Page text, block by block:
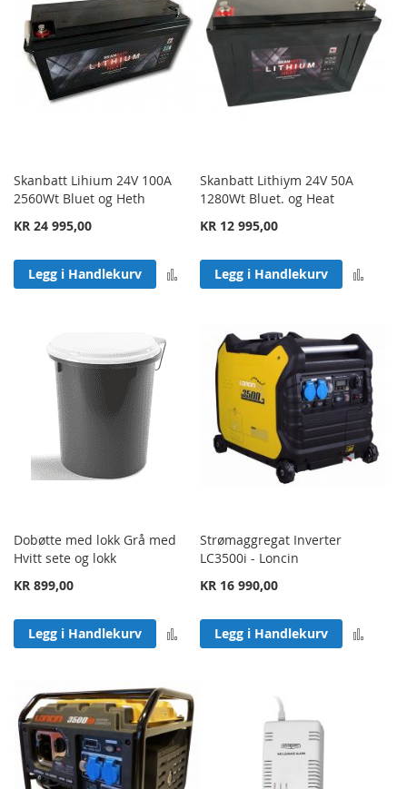
Skanbatt Lihium 24V 100A
2560Wt Bluet og Heth
KR 24 995,00
Legg i Handlekurv Legg til sammenligning
Skanbatt Lithiym 24V 50A
1280Wt Bluet. og Heat
KR 12 995,00
Legg i Handlekurv
Dobøtte med lokk Grå med
Hvitt sete og lokk
KR 899,00
Legg i Handlekurv Legg til sammenligning
Strømaggregat Inverter
LC3500i - Loncin
KR 16 990,00
Legg i Handlekurv